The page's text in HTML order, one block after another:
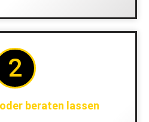
2
beraten lassen